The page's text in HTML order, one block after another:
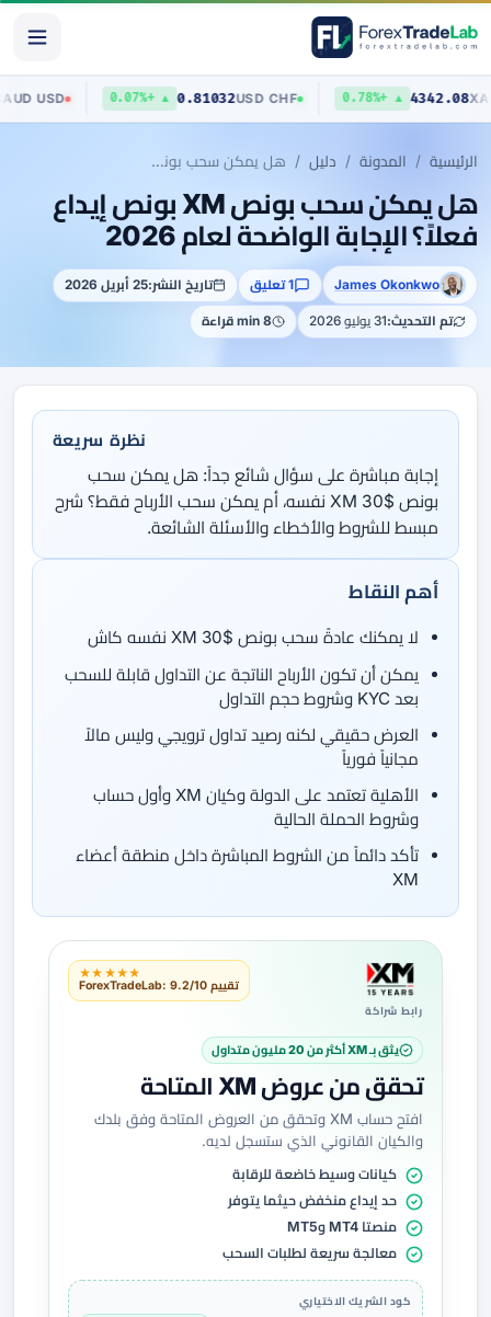
▲ +0.78%
USD CHF
0.81032
▲ +0.07%
AUD USD
الرئيسية المدونة دليل هل يمكن سحب بونص XM بونص إيداع فعلاً؟ الإجابة الواضحة لعام 2026
هل يمكن سحب بونص XM بونص إيداع
فعلاً؟ الإجابة الواضحة لعام 2026
James Okonkwo 1 تعليق تاريخ النشر:25 أبريل 2026
تم التحديث:31 يوليو 2026 8 min قراءة
نظرة سريعة
إجابة مباشرة على سؤال شائع جداً: هل يمكن سحب
بونص XM 30$ نفسه، أم يمكن سحب الأرباح فقط؟ شرح
مبسط للشروط والأخطاء والأسئلة الشائعة.
أهم النقاط
لا يمكنك عادةً سحب بونص XM 30$ نفسه كاش
يمكن أن تكون الأرباح الناتجة عن التداول قابلة للسحب
بعد KYC وشروط حجم التداول
العرض حقيقي لكنه رصيد تداول ترويجي وليس مالاً
مجانياً فورياً
الأهلية تعتمد على الدولة وكيان XM وأول حساب
وشروط الحملة الحالية
تأكد دائماً من الشروط المباشرة داخل منطقة أعضاء
XM
رابط شراكة
★★★★★
تقييم ForexTradeLab: 9.2/10
يثق بـ XM أكثر من 20 مليون متداول
تحقق من عروض XM المتاحة
افتح حساب XM وتحقق من العروض المتاحة وفق بلدك
والكيان القانوني الذي ستسجل لديه.
كيانات وسيط خاضعة للرقابة
حد إيداع منخفض حيثما يتوفر
منصتا MT4 وMT5
معالجة سريعة لطلبات السحب
كود الشريك الاختياري